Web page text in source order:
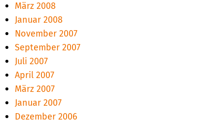
März 2008
Januar 2008
November 2007
September 2007
Juli 2007
April 2007
März 2007
Januar 2007
Dezember 2006